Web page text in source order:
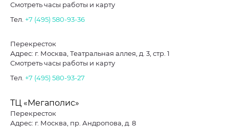
Смотреть часы работы и карту
Тел. +7 (495) 580-93-36
Перекресток
Адрес: г. Москва, Театральная аллея, д. 3, стр. 1
Смотреть часы работы и карту
Тел. +7 (495) 580-93-27
ТЦ «Мегаполис»
Перекресток
Адрес: г. Москва, пр. Андропова, д. 8